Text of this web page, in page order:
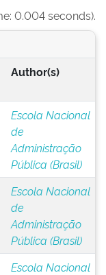
0.004 seconds).
Author(s)
Escola Nacional
de
Administração
Pública (Brasil)
Escola Nacional
de
Administração
Pública (Brasil)
Escola Nacional